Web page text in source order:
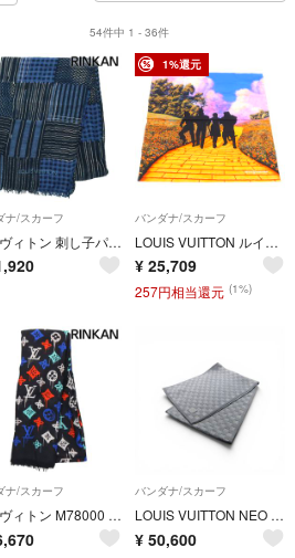
54件中 1 - 36件
ナ/スカーフ
ルイヴィトン 刺し子パッチワークスカーフ メンズ
1%還元
バンダナ/スカーフ
LOUIS VUITTON ルイヴィトン 19SS Wizard Oz Spiral Scarf MP2323 オズの魔法使い バンダナ スカーフ オレンジ/ブラック
¥ 25,709
257円相当還元 (1%)
ナ/スカーフ
ルイヴィトン M78000 ルーム・ウィズ・ア・ビュー グラフィティ モノグラム 大判スカーフ メンズ
バンダナ/スカーフ
LOUIS VUITTON NEO PETIT DAIMER SCARF GREY 箱有
¥ 50,600